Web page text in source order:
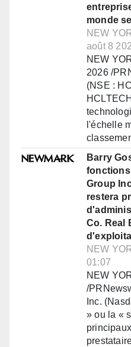
monde
NEW
août 8
NEW
2026 /
(NSE :
l'échelle
Barry
fonctions
Group
restera
Co. Real
NEW
01:07
NEW
/
Inc.
» ou la «